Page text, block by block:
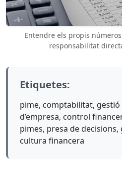
Entendre els propis
responsabilitat
Etiquetes:
pime, comptabilitat,
d’empresa, control
pimes, presa de
cultura financera